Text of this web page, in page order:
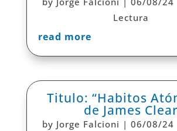
Lectura
read more
Titulo: “Habitos
de James Clear
by Jorge Falcioni | 06/08/24